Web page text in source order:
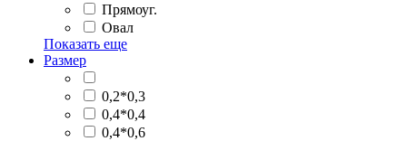
Прямоуг.
Овал
Показать еще
Размер
0,2*0,3
0,4*0,4
0,4*0,6